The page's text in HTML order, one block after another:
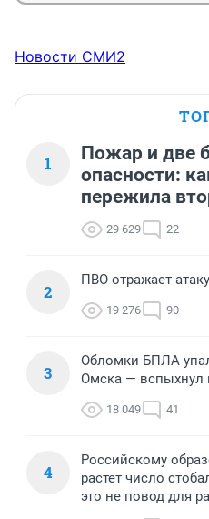
Новости СМИ2
1
Пожар и две
опасности:
пережила
29 629 22
2
ПВО отражает
19 276 90
3
Обломки БПЛА
Омска — вспыхнул
18 049 41
4
Российскому
растет число
это не повод для